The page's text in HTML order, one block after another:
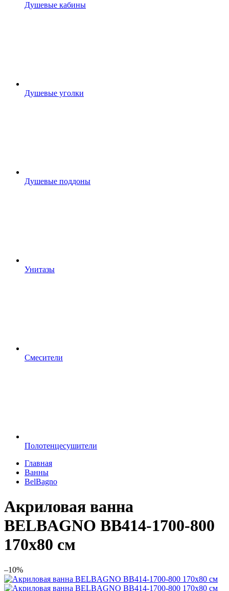
Душевые кабины
Душевые уголки
Душевые поддоны
Унитазы
Смесители
Полотенцесушители
Главная
Ванны
BelBagno
Акриловая ванна
BELBAGNO BB414-1700-800
170х80 см
–10%